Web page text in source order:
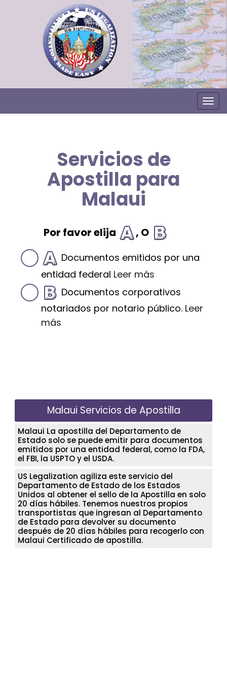
Servicios de
Apostilla para
Malaui
Por favor elija , O
Documentos emitidos por una
entidad federal Leer más
Documentos corporativos
notariados por notario público. Leer
más
Malaui Servicios de Apostilla
Malaui La apostilla del Departamento de
Estado solo se puede emitir para documentos
emitidos por una entidad federal, como la FDA,
el FBI, la USPTO y el USDA.
US Legalization agiliza este servicio del
Departamento de Estado de los Estados
Unidos al obtener el sello de la Apostilla en solo
20 días hábiles. Tenemos nuestros propios
transportistas que ingresan al Departamento
de Estado para devolver su documento
después de 20 días hábiles para recogerlo con
Malaui Certificado de apostilla.